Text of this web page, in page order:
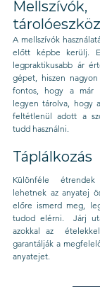
A mellszívók
előtt képbe kerülj.
legpraktikusabb ár
gépet, hiszen
fontos, hogy a már
legyen tárolva, hogy
feltétlenül adott a
tudd használni.
Táplálkozás
Különféle
lehetnek az anyatej
előre ismerd meg,
tudod elérni.  Járj
azokkal az
garantálják a
anyatejet.